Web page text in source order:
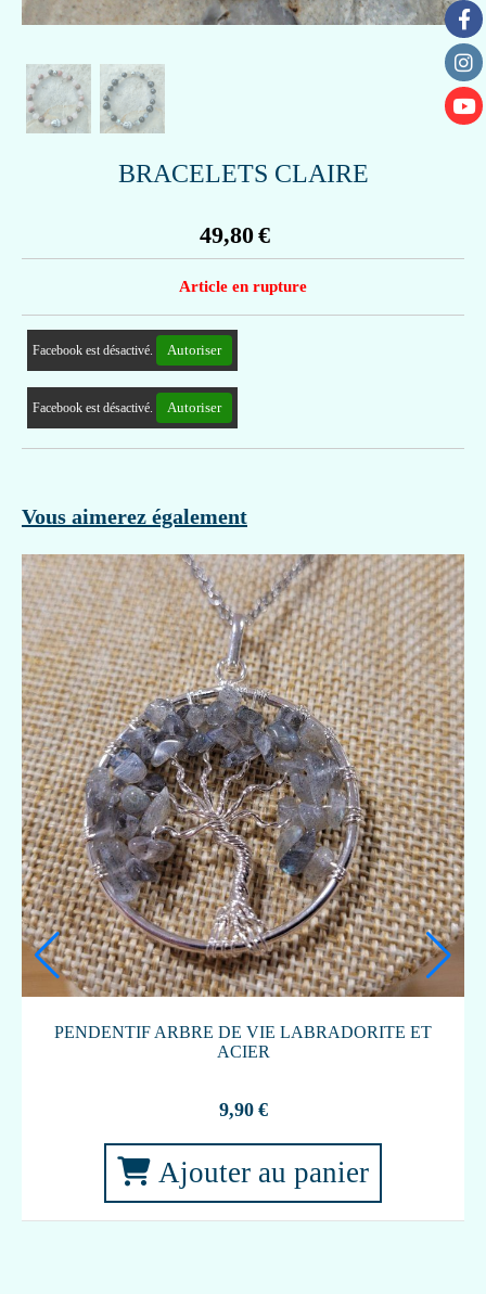
BRACELETS CLAIRE
49,80€
Article en rupture
Facebook est désactivé. Autoriser
Facebook est désactivé. Autoriser
Vous aimerez également
-10 %
PORTE ENCENS FLEUR DE VIE EN
Top Vente